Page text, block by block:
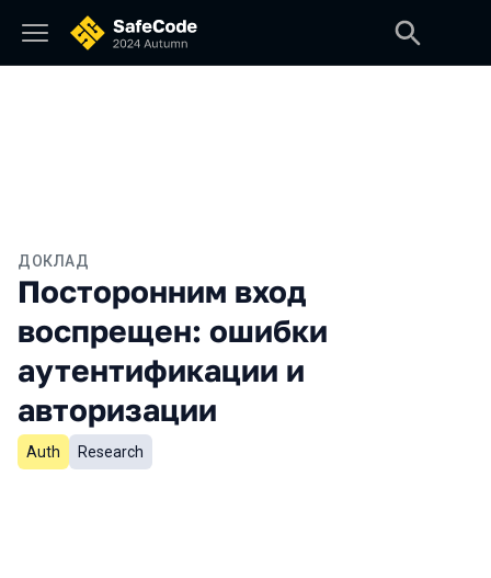
ДОКЛАД
Посторонним вход
воспрещен: ошибки
аутентификации и
авторизации
Auth Research